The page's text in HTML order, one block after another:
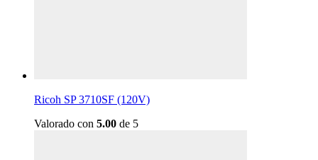
Ricoh SP 3710SF (120V)
Valorado con 5.00 de 5